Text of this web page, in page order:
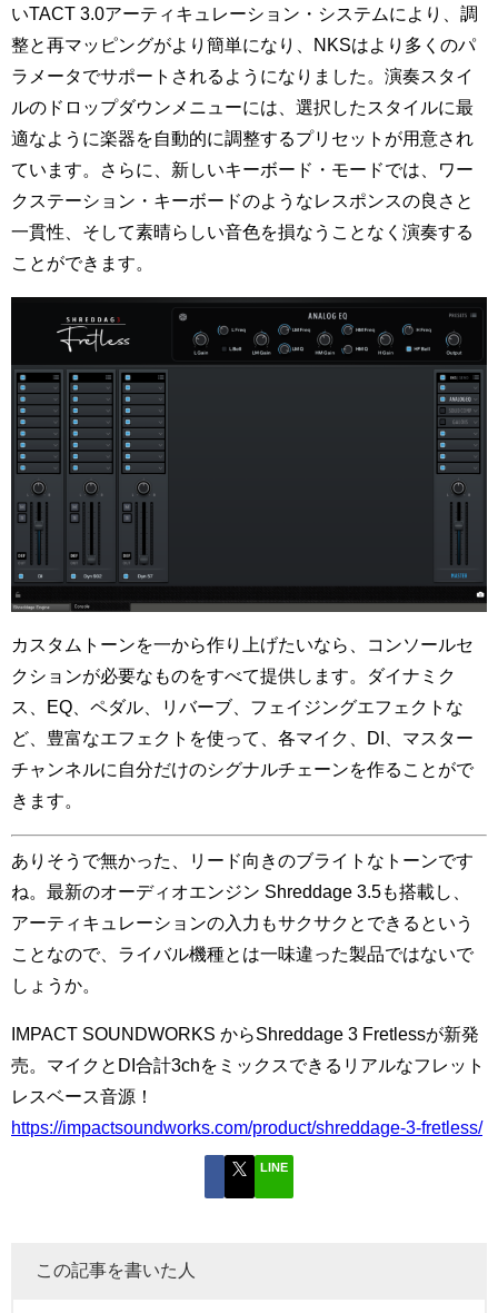
いTACT 3.0アーティキュレーション・システムにより、調
整と再マッピングがより簡単になり、NKSはより多くのパ
ラメータでサポートされるようになりました。演奏スタイ
ルのドロップダウンメニューには、選択したスタイルに最
適なように楽器を自動的に調整するプリセットが用意され
ています。さらに、新しいキーボード・モードでは、ワー
クステーション・キーボードのようなレスポンスの良さと
一貫性、そして素晴らしい音色を損なうことなく演奏する
ことができます。
カスタムトーンを一から作り上げたいなら、コンソールセ
クションが必要なものをすべて提供します。ダイナミク
ス、EQ、ペダル、リバーブ、フェイジングエフェクトな
ど、豊富なエフェクトを使って、各マイク、DI、マスター
チャンネルに自分だけのシグナルチェーンを作ることがで
きます。
ありそうで無かった、リード向きのブライトなトーンです
ね。最新のオーディオエンジン Shreddage 3.5も搭載し、
アーティキュレーションの入力もサクサクとできるという
ことなので、ライバル機種とは一味違った製品ではないで
しょうか。
IMPACT SOUNDWORKS からShreddage 3 Fretlessが新発
売。マイクとDI合計3chをミックスできるリアルなフレット
レスベース音源！
https://impactsoundworks.com/product/shreddage-3-fretless/
LINE
この記事を書いた人